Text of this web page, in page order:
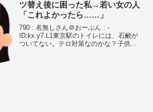
ツ替え後に困った私→若い女の人
「これよかったら……」
790 : 名無しさん＠おーぷん : -
ID:kx.y7.L1東京駅のトイレには、石鹸が
ついてない。テロ対策なのかな？子供が